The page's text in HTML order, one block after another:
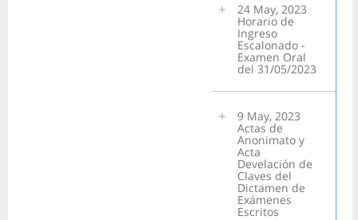
24 May, 2023
Horario de
Ingreso
Escalonado -
Examen Oral
del 31/05/2023
9 May, 2023
Actas de
Anonimato y
Acta
Develación de
Claves del
Dictamen de
Exámenes
Escritos